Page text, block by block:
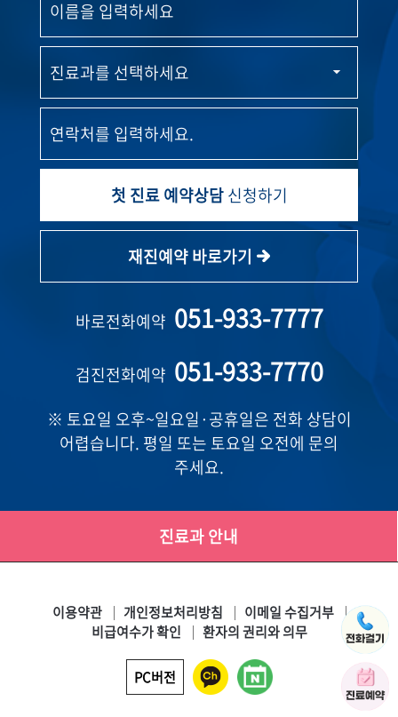
첫 진료 예약상담신청하기
재진예약 바로가기
바로전화예약 051-933-7777
검진전화예약 051-933-7770
※ 토요일 오후~일요일·공휴일은 전화 상담이
어렵습니다. 평일 또는 토요일 오전에 문의
주세요.
진료과 안내
이용약관 개인정보처리방침
이메일 수집거부
비급여수가 확인
환자의 권리와 의무
PC버전